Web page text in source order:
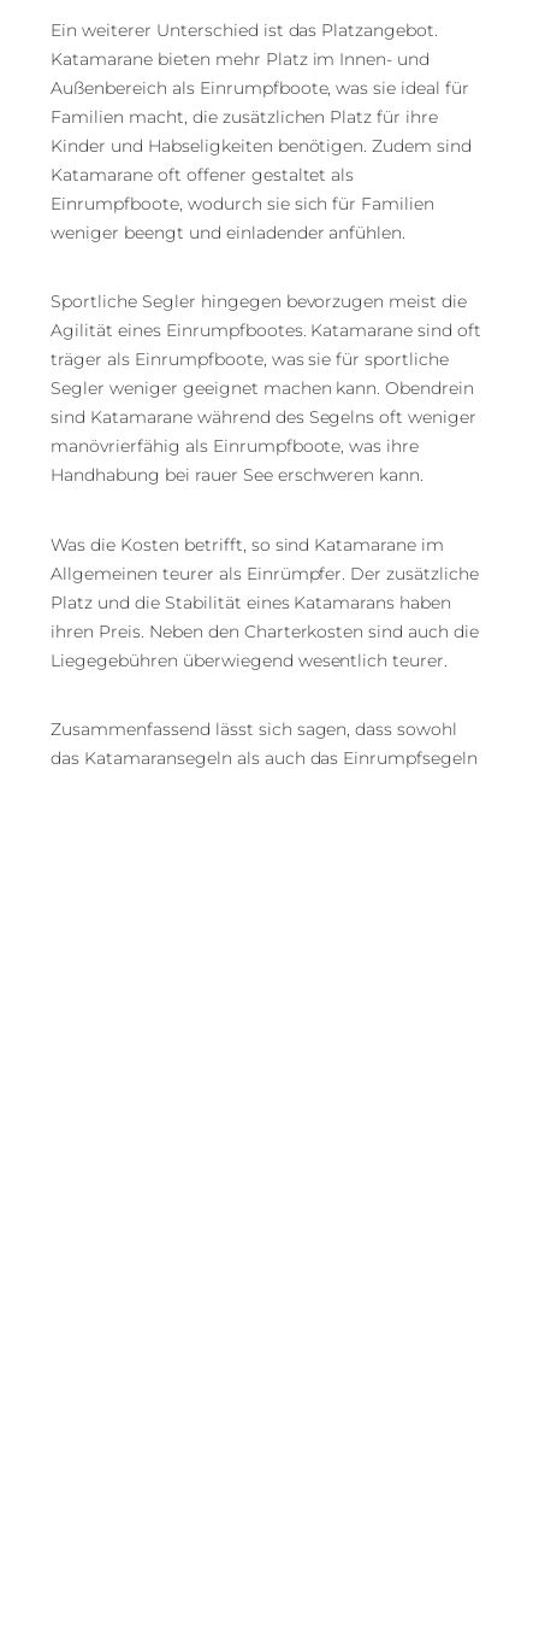
Ein weiterer Unterschied ist das Platzangebot.
Katamarane bieten mehr Platz im Innen- und
Außenbereich als Einrumpfboote, was sie ideal für
Familien macht, die zusätzlichen Platz für ihre
Kinder und Habseligkeiten benötigen. Zudem sind
Katamarane oft offener gestaltet als
Einrumpfboote, wodurch sie sich für Familien
weniger beengt und einladender anfühlen.
Sportliche Segler hingegen bevorzugen meist die
Agilität eines Einrumpfbootes. Katamarane sind oft
träger als Einrumpfboote, was sie für sportliche
Segler weniger geeignet machen kann. Obendrein
sind Katamarane während des Segelns oft weniger
manövrierfähig als Einrumpfboote, was ihre
Handhabung bei rauer See erschweren kann.
Was die Kosten betrifft, so sind Katamarane im
Allgemeinen teurer als Einrümpfer. Der zusätzliche
Platz und die Stabilität eines Katamarans haben
ihren Preis. Neben den Charterkosten sind auch die
Liegegebühren überwiegend wesentlich teurer.
Zusammenfassend lässt sich sagen, dass sowohl
das Katamaransegeln als auch das Einrumpfsegeln